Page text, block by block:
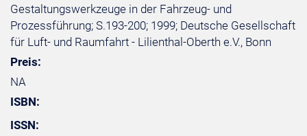
Gestaltungswerkzeuge in der Fahrzeug- und
Prozessführung; S.193-200; 1999; Deutsche Gesellschaft
für Luft- und Raumfahrt - Lilienthal-Oberth e.V., Bonn
Preis:
NA
ISBN:
ISSN: